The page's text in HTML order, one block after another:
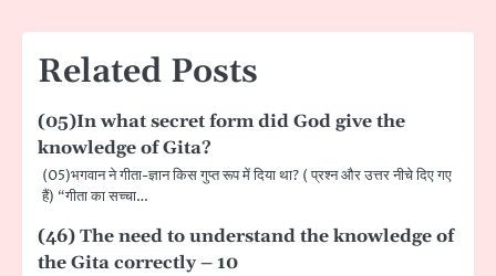
Related Posts
(05)In what secret form did God give the
knowledge of Gita?
(05)भगवान ने गीता-ज्ञान किस गुप्त रूप में दिया था? ( प्रश्न और उत्तर नीचे दिए गए
हैं) “गीता का सच्चा…
(46) The need to understand the knowledge of
the Gita correctly – 10